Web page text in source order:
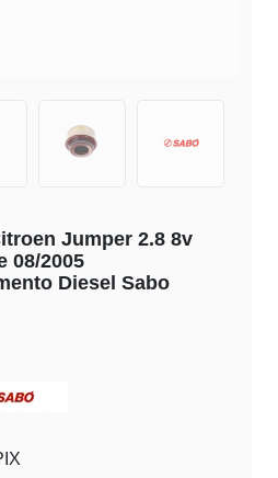
Jumper 2.8 8v
08/2005
Diesel Sabo